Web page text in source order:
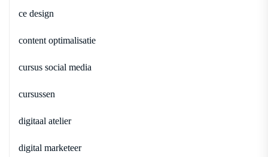
ce design
content optimalisatie
cursus social media
cursussen
digitaal atelier
digital marketeer